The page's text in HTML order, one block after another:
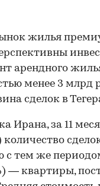
жилья
арендного
менее 3 млрд
сделок в
Ирана, за 11
с тем же
— квартиры,